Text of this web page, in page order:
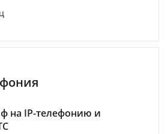
на IP-телефонию и